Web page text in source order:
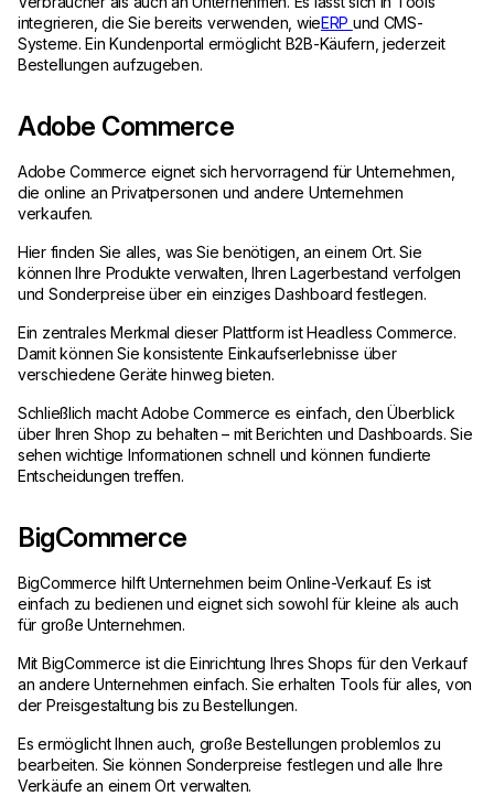
integrieren, die Sie bereits verwenden, wieERP und CMS-
Systeme. Ein Kundenportal ermöglicht B2B-Käufern, jederzeit
Bestellungen aufzugeben.
Adobe Commerce
Adobe Commerce eignet sich hervorragend für Unternehmen,
die online an Privatpersonen und andere Unternehmen
verkaufen.
Hier finden Sie alles, was Sie benötigen, an einem Ort. Sie
können Ihre Produkte verwalten, Ihren Lagerbestand verfolgen
und Sonderpreise über ein einziges Dashboard festlegen.
Ein zentrales Merkmal dieser Plattform ist Headless Commerce.
Damit können Sie konsistente Einkaufserlebnisse über
verschiedene Geräte hinweg bieten.
Schließlich macht Adobe Commerce es einfach, den Überblick
über Ihren Shop zu behalten – mit Berichten und Dashboards. Sie
sehen wichtige Informationen schnell und können fundierte
Entscheidungen treffen.
BigCommerce
BigCommerce hilft Unternehmen beim Online-Verkauf. Es ist
einfach zu bedienen und eignet sich sowohl für kleine als auch
für große Unternehmen.
Mit BigCommerce ist die Einrichtung Ihres Shops für den Verkauf
an andere Unternehmen einfach. Sie erhalten Tools für alles, von
der Preisgestaltung bis zu Bestellungen.
Es ermöglicht Ihnen auch, große Bestellungen problemlos zu
bearbeiten. Sie können Sonderpreise festlegen und alle Ihre
Verkäufe an einem Ort verwalten.